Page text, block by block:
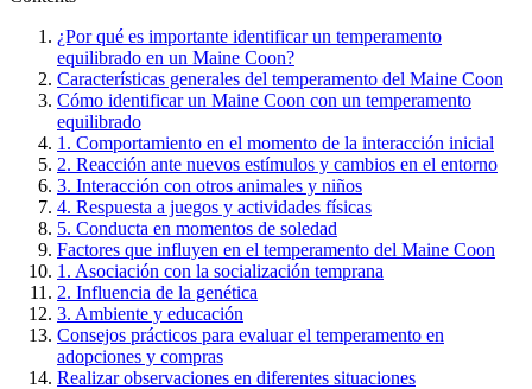
¿Por qué es importante identificar un temperamento
equilibrado en un Maine Coon?
Características generales del temperamento del Maine Coon
Cómo identificar un Maine Coon con un temperamento
equilibrado
1. Comportamiento en el momento de la interacción inicial
2. Reacción ante nuevos estímulos y cambios en el entorno
3. Interacción con otros animales y niños
4. Respuesta a juegos y actividades físicas
5. Conducta en momentos de soledad
Factores que influyen en el temperamento del Maine Coon
1. Asociación con la socialización temprana
2. Influencia de la genética
3. Ambiente y educación
Consejos prácticos para evaluar el temperamento en
adopciones y compras
Realizar observaciones en diferentes situaciones